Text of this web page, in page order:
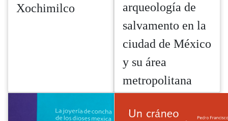
Xochimilco
arqueología de
salvamento en la
ciudad de México
y su área
metropolitana